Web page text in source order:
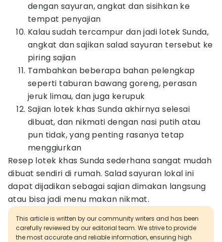
dengan sayuran, angkat dan sisihkan ke
tempat penyajian
Kalau sudah tercampur dan jadi lotek Sunda,
angkat dan sajikan salad sayuran tersebut ke
piring sajian
Tambahkan beberapa bahan pelengkap
seperti taburan bawang goreng, perasan
jeruk limau, dan juga kerupuk
Sajian lotek khas Sunda akhirnya selesai
dibuat, dan nikmati dengan nasi putih atau
pun tidak, yang penting rasanya tetap
menggiurkan
Resep lotek khas Sunda sederhana sangat mudah
dibuat sendiri di rumah. Salad sayuran lokal ini
dapat dijadikan sebagai sajian dimakan langsung
atau bisa jadi menu makan nikmat.
This article is written by our community writers and has been
carefully reviewed by our editorial team. We strive to provide
the most accurate and reliable information, ensuring high